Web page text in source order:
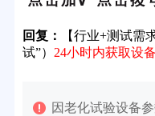
回复：
【行业+测试需
试”） 24小时内获取设
因老化试验设备